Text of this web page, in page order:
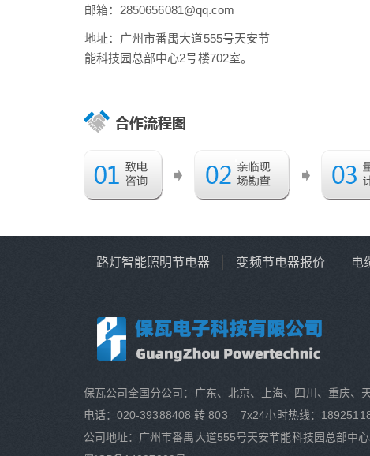
邮箱：2850656081@qq.com
地址：广州市番禺大道555号天安节
能科技园总部中心2号楼702室。
路灯智能照明节电器 变频节电器报价 电
保瓦公司全国分公司：广东、北京、上海、四川、重庆
电话：020-39388408 转 803 7x24小时热线：
公司地址：广州市番禺大道555号天安节能科技园总部中心